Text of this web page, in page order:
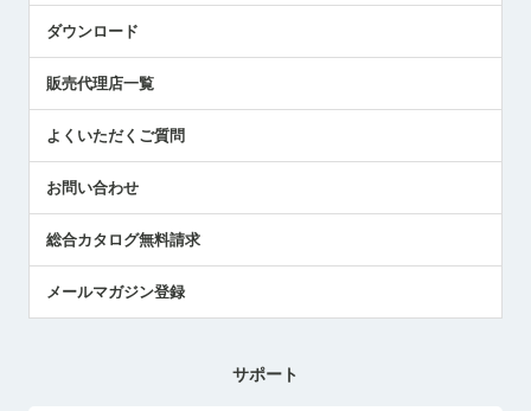
国/地域/言語
社員ブログ
中小企業のBCP地震対策
センサのテクニカルガイド
社長ブログ
ダウンロード
販売代理店一覧
よくいただくご質問
お問い合わせ
総合カタログ無料請求
メールマガジン登録
サポート